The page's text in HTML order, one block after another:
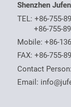
Shenzhen
TEL:+86-755-
+86-755-
Mobile:+86-
FAX: +86-755-
Contact
Email: